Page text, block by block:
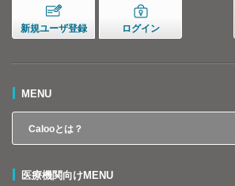
新規ユーザ登録 ログイン
MENU
Calooとは？
医療機関向けMENU